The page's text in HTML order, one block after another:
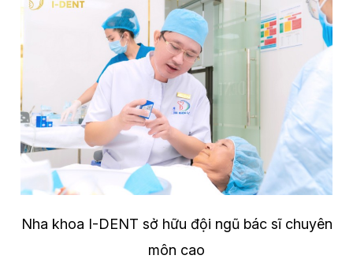
Nha khoa I-DENT sở hữu đội ngũ bác sĩ chuyên
môn cao